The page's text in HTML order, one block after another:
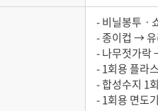
- 비닐봉투ㆍ
- 종이컵 → 유
- 나무젓가락
- 1회용 플라
- 합성수지 1
- 1회용 면도